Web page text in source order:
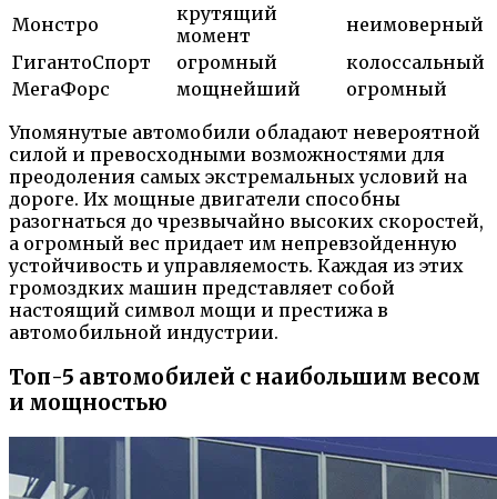
Монстро
крутящий
момент
неимоверный
ГигантоСпорт
огромный
колоссальный
МегаФорс
мощнейший
огромный
Упомянутые автомобили обладают невероятной
силой и превосходными возможностями для
преодоления самых экстремальных условий на
дороге. Их мощные двигатели способны
разогнаться до чрезвычайно высоких скоростей,
а огромный вес придает им непревзойденную
устойчивость и управляемость. Каждая из этих
громоздких машин представляет собой
настоящий символ мощи и престижа в
автомобильной индустрии.
Топ-5 автомобилей с наибольшим весом
и мощностью